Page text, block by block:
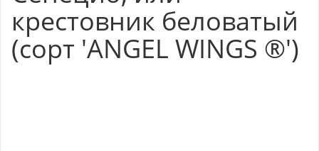
крестовник беловатый
(сорт 'ANGEL WINGS ®')